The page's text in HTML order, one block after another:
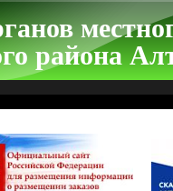
района